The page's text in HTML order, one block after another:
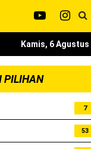
Kamis, 6 Agustus
PILIHAN
7
53